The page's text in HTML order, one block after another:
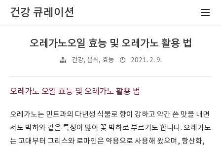
건강 큐레이션
오레가노오일 효능 및 오레가노 활용 법
건강, 음식, 효능 2021. 2. 9.
오레가노 오일 효능 및 오레가노 활용 법
오레가노는 민트과의 다년생 식물로 향이 강하고 약간 쓴 맛을 내면
서도 박하와 같은 특성이 많아 꽃 박하로 부르기도 합니다. 오레가노
는 고대부터 그리스와 로마인은 약용으로 사용해 왔으며 , 항산화,